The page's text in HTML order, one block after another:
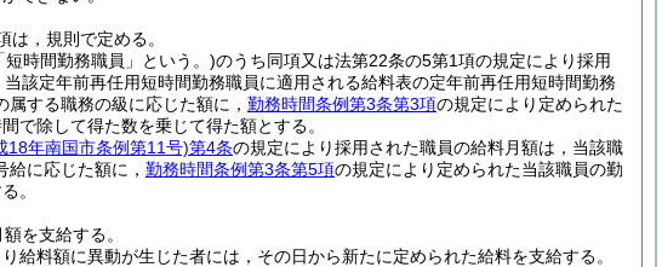
，規則で定める。
短時間勤務職員」という。)のうち同項又は法第22条の5第1項の規定により採用
該定年前再任用短時間勤務職員に適用される給料表の定年前再任用短時間勤務
する職務の級に応じた額に， 勤務時間条例第3条第3項の規定により定められた
で除して得た数を乗じて得た額とする。
18年南国市条例第11号)第4条の規定により採用された職員の給料月額は，当該職
に応じた額に， 勤務時間条例第3条第5項の規定により定められた当該職員の勤
。
を支給する。
料額に異動が生じた者には，その日から新たに定められた給料を支給する。